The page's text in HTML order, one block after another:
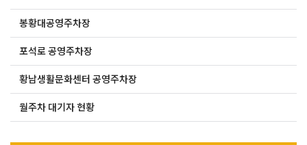
봉황대공영주차장
포석로 공영주차장
황남생활문화센터 공영주차장
월주차 대기자 현황